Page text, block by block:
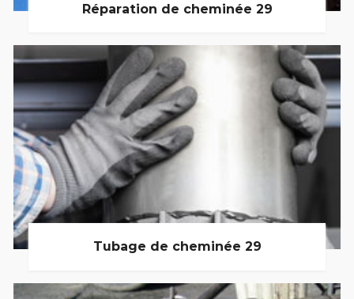
Réparation de cheminée 29
Tubage de cheminée 29